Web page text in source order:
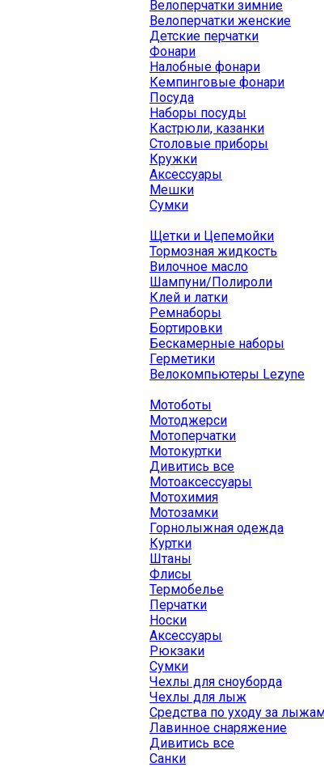
Велоперчатки зимние
Велоперчатки женские
Детские перчатки
Фонари
Налобные фонари
Кемпинговые фонари
Посуда
Наборы посуды
Кастрюли, казанки
Столовые приборы
Кружки
Аксессуары
Мешки
Сумки
Щетки и Цепемойки
Тормозная жидкость
Вилочное масло
Шампуни/Полироли
Клей и латки
Ремнаборы
Бортировки
Бескамерные наборы
Герметики
Велокомпьютеры Lezyne
Мотоботы
Мотоджерси
Мотоперчатки
Мотокуртки
Дивитись все
Мотоаксессуары
Мотохимия
Мотозамки
Горнолыжная одежда
Куртки
Штаны
Флисы
Термобелье
Перчатки
Носки
Аксессуары
Рюкзаки
Сумки
Чехлы для сноуборда
Чехлы для лыж
Средства по уходу за
Лавинное снаряжение
Дивитись все
Санки